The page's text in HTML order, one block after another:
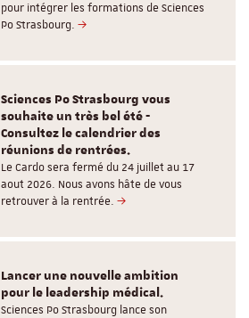
pour intégrer les formations de Sciences
Po Strasbourg.
Sciences Po Strasbourg vous
souhaite un très bel été -
Consultez le calendrier des
réunions de rentrées.
Le Cardo sera fermé du 24 juillet au 17
aout 2026. Nous avons hâte de vous
retrouver à la rentrée.
Lancer une nouvelle ambition
pour le leadership médical.
Sciences Po Strasbourg lance son